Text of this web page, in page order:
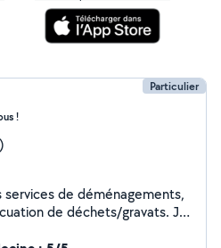
Particulier
!
de déménagements,
de déchets/gravats. Je